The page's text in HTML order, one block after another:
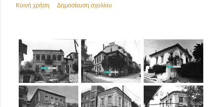
Κοινή χρήση Δημοσίευση σχολίου